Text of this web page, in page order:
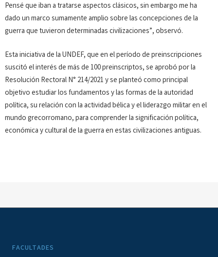
Pensé que iban a tratarse aspectos clásicos, sin embargo me ha
dado un marco sumamente amplio sobre las concepciones de la
guerra que tuvieron determinadas civilizaciones”, observó.
Esta iniciativa de la UNDEF, que en el período de preinscripciones
suscitó el interés de más de 100 preinscriptos, se aprobó por la
Resolución Rectoral N° 214/2021 y se planteó como principal
objetivo estudiar los fundamentos y las formas de la autoridad
política, su relación con la actividad bélica y el liderazgo militar en el
mundo grecorromano, para comprender la significación política,
económica y cultural de la guerra en estas civilizaciones antiguas.
FACULTADES